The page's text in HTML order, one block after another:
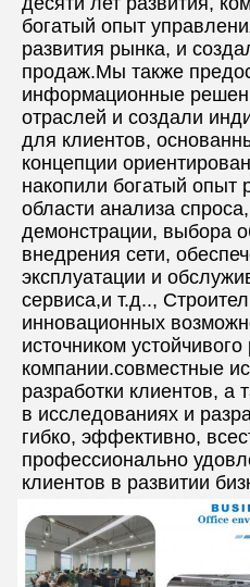
богатый опыт
развития рынка, и
продаж.Мы также
информационные
отраслей и создали
для клиентов,
концепции
накопили богатый опыт
области анализа
демонстрации, выбора
внедрения сети,
эксплуатации и
сервиса,и т.д..,
инновационных
источником устойчивого
компании.совместные
разработки клиентов,
в исследованиях и
гибко, эффективно,
профессионально
клиентов в развитии